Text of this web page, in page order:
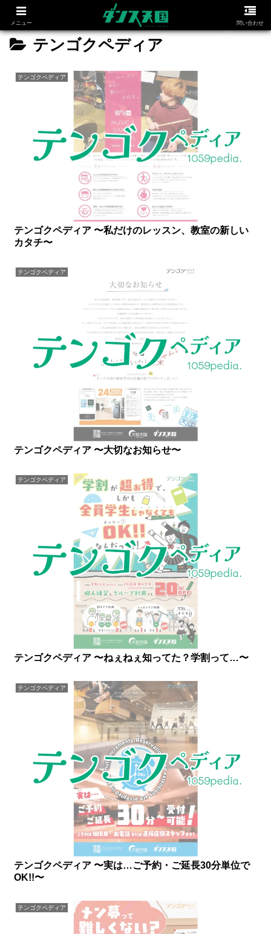
テンゴクペディア
テンゴクペディア
テンゴクペディア 〜私だけのレッスン、教室の新しい
カタチ〜
テンゴクペディア
テンゴクペディア 〜大切なお知らせ〜
テンゴクペディア
テンゴクペディア 〜ねぇねぇ知ってた？学割って…〜
テンゴクペディア
テンゴクペディア 〜実は…ご予約・ご延長30分単位で
OK!!〜
テンゴクペディア
メニュー 問い合わせ